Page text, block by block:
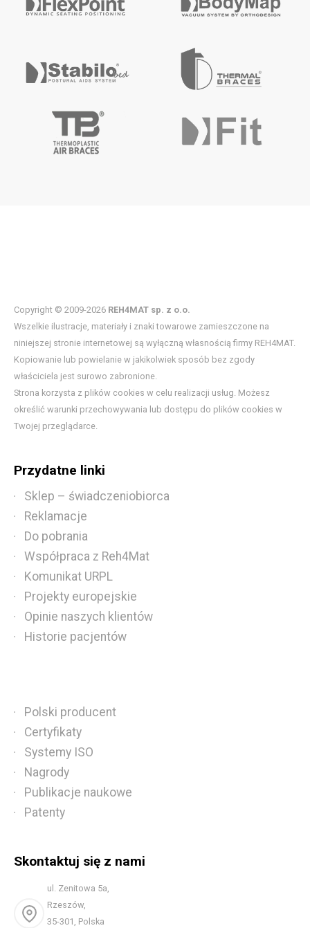
Copyright © 2009-2026 REH4MAT sp. z o.o.
Wszelkie ilustracje, materiały i znaki towarowe zamieszczone na
niniejszej stronie internetowej są wyłączną własnością firmy REH4MAT.
Kopiowanie lub powielanie w jakikolwiek sposób bez zgody
właściciela jest surowo zabronione.
Strona korzysta z plików cookies w celu realizacji usług. Możesz
określić warunki przechowywania lub dostępu do plików cookies w
Twojej przeglądarce.
Przydatne linki
Sklep – świadczeniobiorca
Reklamacje
Do pobrania
Współpraca z Reh4Mat
Komunikat URPL
Projekty europejskie
Opinie naszych klientów
Historie pacjentów
Polski producent
Certyfikaty
Systemy ISO
Nagrody
Publikacje naukowe
Patenty
Skontaktuj się z nami
ul. Zenitowa 5a,
Rzeszów,
35-301, Polska